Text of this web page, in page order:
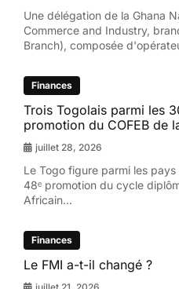
Une délégation de la Ghana
Commerce and Industry,
Branch), composée
Finances
Trois Togolais parmi les
promotion du COFEB de
juillet 28, 2026
Le Togo figure parmi les
48ᵉ promotion du cycle
Africain...
Finances
Le FMI a-t-il changé ?